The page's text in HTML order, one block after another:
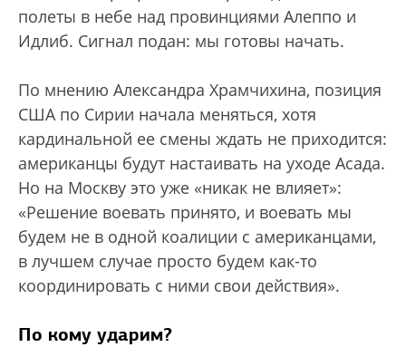
полеты в небе над провинциями Алеппо и
Идлиб. Сигнал подан: мы готовы начать.
По мнению Александра Храмчихина, позиция
США по Сирии начала меняться, хотя
кардинальной ее смены ждать не приходится:
американцы будут настаивать на уходе Асада.
Но на Москву это уже «никак не влияет»:
«Решение воевать принято, и воевать мы
будем не в одной коалиции с американцами,
в лучшем случае просто будем как-то
координировать с ними свои действия».
По кому ударим?